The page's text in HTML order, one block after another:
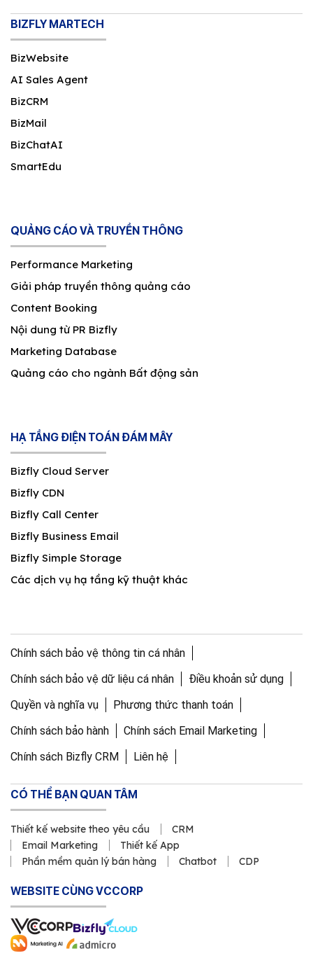
BIZFLY MARTECH
BizWebsite
AI Sales Agent
BizCRM
BizMail
BizChatAI
SmartEdu
QUẢNG CÁO VÀ TRUYỀN THÔNG
Performance Marketing
Giải pháp truyền thông quảng cáo
Content Booking
Nội dung từ PR Bizfly
Marketing Database
Quảng cáo cho ngành Bất động sản
HẠ TẦNG ĐIỆN TOÁN ĐÁM MÂY
Bizfly Cloud Server
Bizfly CDN
Bizfly Call Center
Bizfly Business Email
Bizfly Simple Storage
Các dịch vụ hạ tầng kỹ thuật khác
Chính sách bảo vệ thông tin cá nhân
Chính sách bảo vệ dữ liệu cá nhân
Điều khoản sử dụng
Quyền và nghĩa vụ
Phương thức thanh toán
Chính sách bảo hành
Chính sách Email Marketing
Chính sách Bizfly CRM
Liên hệ
CÓ THỂ BẠN QUAN TÂM
Thiết kế website theo yêu cầu
CRM
Email Marketing
Thiết kế App
Phần mềm quản lý bán hàng
Chatbot CDP
WEBSITE CÙNG VCCORP